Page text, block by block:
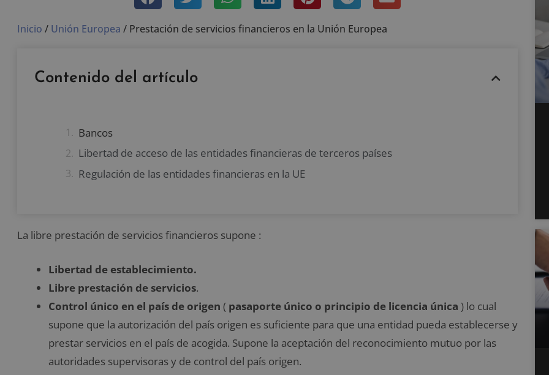
Inicio / Unión Europea / Prestación de servicios financieros en la Unión Europea
Contenido del artículo
Bancos
Libertad de acceso de las entidades financieras de terceros países
Regulación de las entidades financieras en la UE
La libre prestación de servicios financieros supone :
Libertad de establecimiento.
Libre prestación de servicios.
Control único en el país de origen ( pasaporte único o principio de licencia única ) lo cual
supone que la autorización del país origen es suficiente para que una entidad pueda establecerse y
prestar servicios en el país de acogida. Supone la aceptación del reconocimiento mutuo por las
autoridades supervisoras y de control del país origen.